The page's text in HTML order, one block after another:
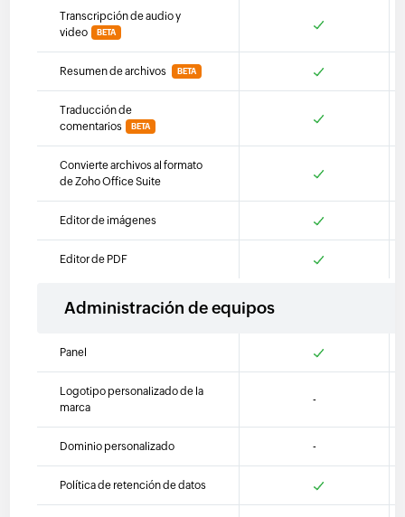
Transcripción de audio y
video
BETA
Resumen de archivos BETA
Traducción de
comentarios
BETA
Convierte archivos al formato
de Zoho Office Suite
Editor de imágenes
Editor de PDF
Administración de equipos
Panel
Logotipo personalizado de la
marca
-
Dominio personalizado -
Política de retención de datos